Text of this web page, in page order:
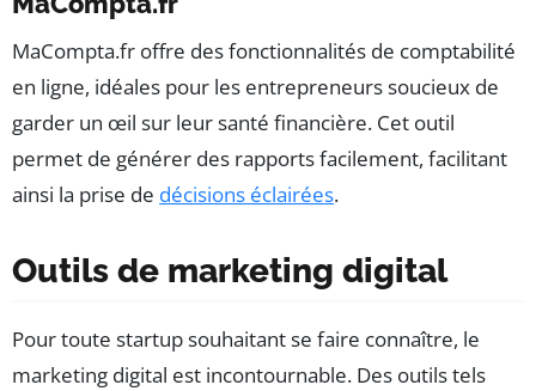
MaCompta.fr offre des fonctionnalités de comptabilité
en ligne, idéales pour les entrepreneurs soucieux de
garder un œil sur leur santé financière. Cet outil
permet de générer des rapports facilement, facilitant
ainsi la prise de décisions éclairées.
Outils de marketing digital
Pour toute startup souhaitant se faire connaître, le
marketing digital est incontournable. Des outils tels